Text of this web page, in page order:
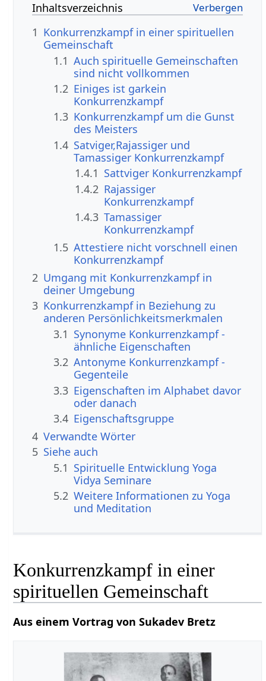
Inhaltsverzeichnis
1 Konkurrenzkampf in einer spirituellen
Gemeinschaft
1.1 Auch spirituelle Gemeinschaften
sind nicht vollkommen
1.2 Einiges ist garkein
Konkurrenzkampf
1.3 Konkurrenzkampf um die Gunst
des Meisters
1.4 Satviger,Rajassiger und
Tamassiger Konkurrenzkampf
1.4.1 Sattviger Konkurrenzkampf
1.4.2 Rajassiger
Konkurrenzkampf
1.4.3 Tamassiger
Konkurrenzkampf
1.5 Attestiere nicht vorschnell einen
Konkurrenzkampf
2 Umgang mit Konkurrenzkampf in
deiner Umgebung
3 Konkurrenzkampf in Beziehung zu
anderen Persönlichkeitsmerkmalen
3.1 Synonyme Konkurrenzkampf -
ähnliche Eigenschaften
3.2 Antonyme Konkurrenzkampf -
Gegenteile
3.3 Eigenschaften im Alphabet davor
oder danach
3.4 Eigenschaftsgruppe
4 Verwandte Wörter
5 Siehe auch
5.1 Spirituelle Entwicklung Yoga
Vidya Seminare
5.2 Weitere Informationen zu Yoga
und Meditation
Konkurrenzkampf in einer
spirituellen Gemeinschaft
Aus einem Vortrag von Sukadev Bretz